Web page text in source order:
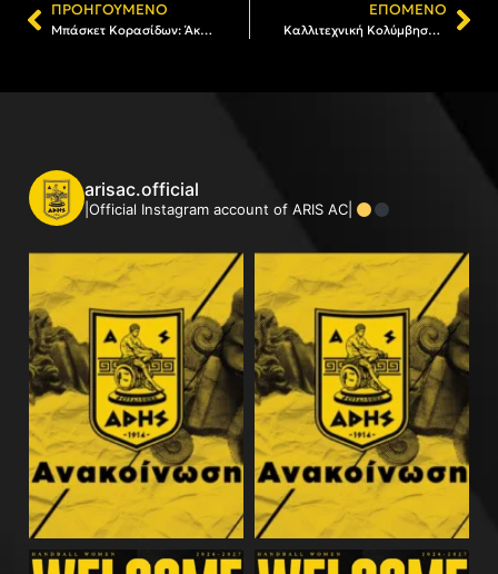
ΠΡΟΗΓΟΎΜΕΝΟ
Μπάσκετ Κορασίδων: Άκρως επιτυχημένη η παρουσία του ΑΡΗ στο 3ο τουρνουά VOREIA BEER
ΕΠΌΜΕΝΟ
Καλλιτεχνική Κολύμβηση: Εξαιρετική «πρεμιέρα» για τον ΑΡΗ (photos)
arisac.official
|Official Instagram account of ARIS AC|